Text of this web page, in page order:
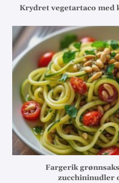
Krydret vegetartaco med
Fargerik
zucchininudler